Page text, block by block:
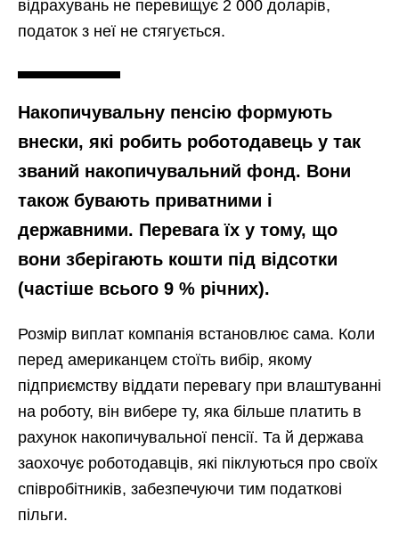
відрахувань не перевищує 2 000 доларів,
податок з неї не стягується.
Накопичувальну пенсію формують
внески, які робить роботодавець у так
званий накопичувальний фонд. Вони
також бувають приватними і
державними. Перевага їх у тому, що
вони зберігають кошти під відсотки
(частіше всього 9 % річних).
Розмір виплат компанія встановлює сама. Коли
перед американцем стоїть вибір, якому
підприємству віддати перевагу при влаштуванні
на роботу, він вибере ту, яка більше платить в
рахунок накопичувальної пенсії. Та й держава
заохочує роботодавців, які піклуються про своїх
співробітників, забезпечуючи тим податкові
пільги.